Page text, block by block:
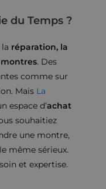
du Temps ?
réparation, la
. Des
comme sur
Mais La
espace d’achat
souhaitiez
une montre,
même sérieux.
et expertise.